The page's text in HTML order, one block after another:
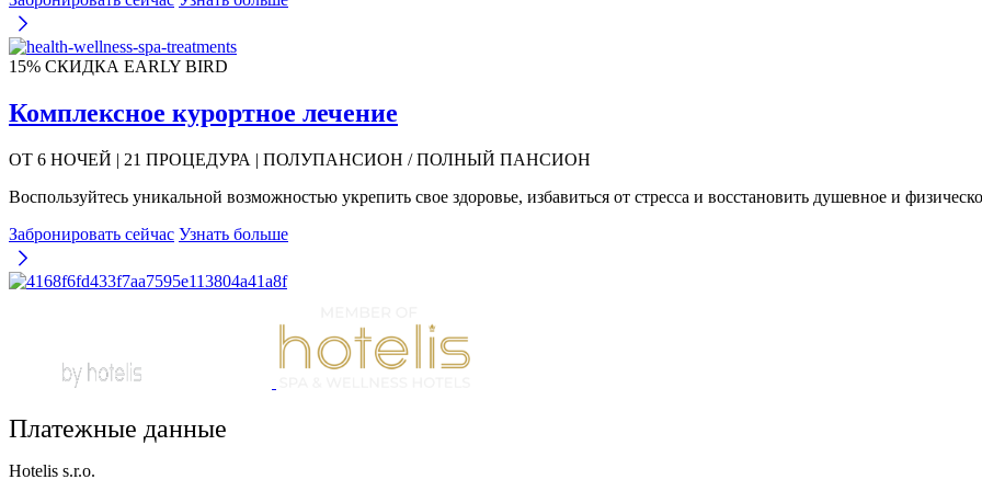
15% СКИДКА EARLY BIRD
Комплексное курортное лечение
ОТ 6 НОЧЕЙ | 21 ПРОЦЕДУРА | ПОЛУПАНСИОН / ПОЛНЫЙ ПАНСИОН
Воспользуйтесь уникальной возможностью укрепить свое здоровье, избавиться от стресса и восстановить душевное и
Забронировать сейчас Узнать больше
Платежные данные
Hotelis s.r.o.